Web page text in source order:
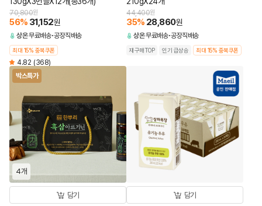
70,800원
56% 31,152원
상온무료배송 공장직배송
최대 15% 중복쿠폰
4.82 (368)
44,400원
35% 28,860원
상온무료배송 공장직배송
재구매TOP 인기 급상승 최대 15% 중복쿠폰
박스특가
4개
담기 담기